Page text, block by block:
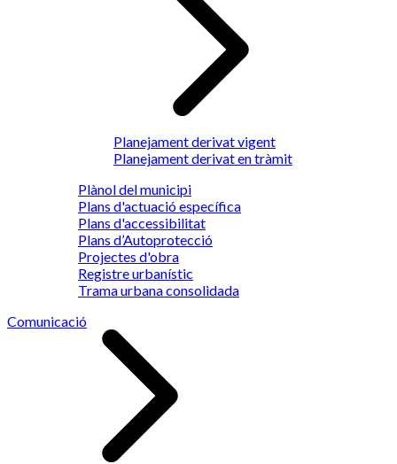
Planejament derivat vigent
Planejament derivat en tràmit
Plànol del municipi
Plans d'actuació específica
Plans d'accessibilitat
Plans d’Autoprotecció
Projectes d'obra
Registre urbanístic
Trama urbana consolidada
Comunicació